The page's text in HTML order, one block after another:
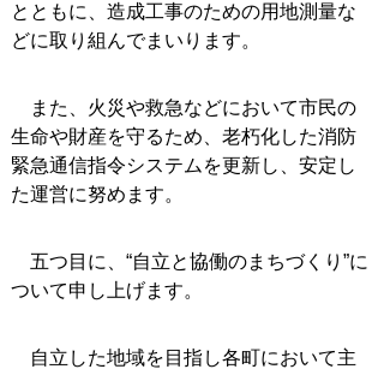
とともに、造成工事のための用地測量な
どに取り組んでまいります。
また、火災や救急などにおいて市民の
生命や財産を守るため、老朽化した消防
緊急通信指令システムを更新し、安定し
た運営に努めます。
五つ目に、“自立と協働のまちづくり”に
ついて申し上げます。
自立した地域を目指し各町において主